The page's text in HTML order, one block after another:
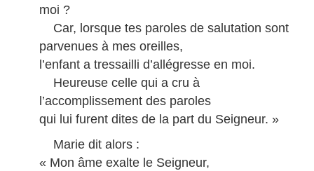
moi ?
Car, lorsque tes paroles de salutation sont
parvenues à mes oreilles,
l’enfant a tressailli d’allégresse en moi.
Heureuse celle qui a cru à
l’accomplissement des paroles
qui lui furent dites de la part du Seigneur. »
Marie dit alors :
« Mon âme exalte le Seigneur,